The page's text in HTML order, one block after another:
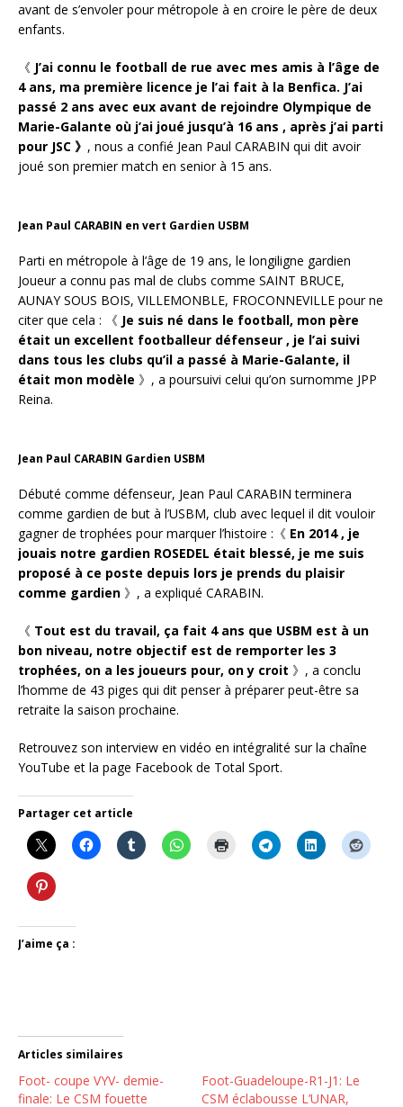
avant de s’envoler pour métropole à en croire le père de deux
enfants.
《 J’ai connu le football de rue avec mes amis à l’âge de
4 ans, ma première licence je l’ai fait à la Benfica. J’ai
passé 2 ans avec eux avant de rejoindre Olympique de
Marie-Galante où j’ai joué jusqu’à 16 ans , après j’ai parti
pour JSC 》 , nous a confié Jean Paul CARABIN qui dit avoir
joué son premier match en senior à 15 ans.
Jean Paul CARABIN en vert Gardien USBM
Parti en métropole à l’âge de 19 ans, le longiligne gardien
Joueur a connu pas mal de clubs comme SAINT BRUCE,
AUNAY SOUS BOIS, VILLEMONBLE, FROCONNEVILLE pour ne
citer que cela : 《 Je suis né dans le football, mon père
était un excellent footballeur défenseur , je l’ai suivi
dans tous les clubs qu’il a passé à Marie-Galante, il
était mon modèle 》, a poursuivi celui qu’on surnomme JPP
Reina.
Jean Paul CARABIN Gardien USBM
Débuté comme défenseur, Jean Paul CARABIN terminera
comme gardien de but à l’USBM, club avec lequel il dit vouloir
gagner de trophées pour marquer l’histoire :《 En 2014 , je
jouais notre gardien ROSEDEL était blessé, je me suis
proposé à ce poste depuis lors je prends du plaisir
comme gardien 》, a expliqué CARABIN.
《 Tout est du travail, ça fait 4 ans que USBM est à un
bon niveau, notre objectif est de remporter les 3
trophées, on a les joueurs pour, on y croit 》, a conclu
l’homme de 43 piges qui dit penser à préparer peut-être sa
retraite la saison prochaine.
Retrouvez son interview en vidéo en intégralité sur la chaîne
YouTube et la page Facebook de Total Sport.
Partager cet article
J’aime ça :
Articles similaires
Foot- coupe VYV- demie-
finale: Le CSM fouette
Foot-Guadeloupe-R1-J1: Le
CSM éclabousse L’UNAR,